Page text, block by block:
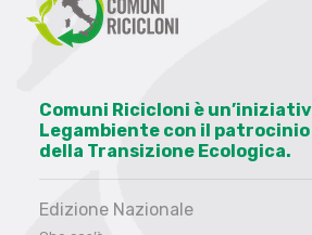
Comuni Ricicloni è
Legambiente con il
della Transizione Ecologica.
Edizione Nazionale